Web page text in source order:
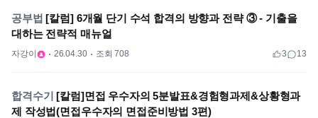
공부법 [칼럼] 6개월 단기 수석 합격의 방향과 전략 ③ - 기출을
대하는 전략적 매뉴얼
자강이 26.04.30 조회 708 3 13
합격수기 [칼럼]면접 우수자의 5분발표&경험형과제&상황형과
제 작성법(면접우수자의 면접준비방법 3편)